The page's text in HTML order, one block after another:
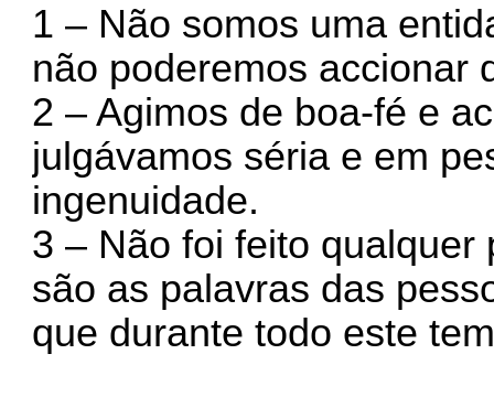
1 – Não somos uma
não poderemos accionar
2 – Agimos de boa-fé e
julgávamos séria e em
ingenuidade.
3 – Não foi feito
são as palavras das
que durante todo este